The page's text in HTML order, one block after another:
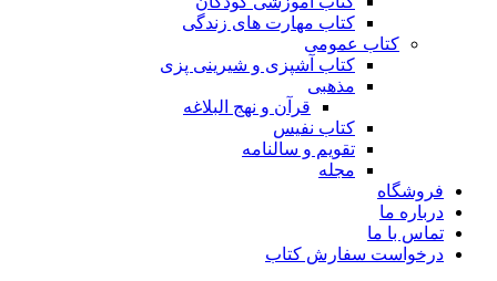
کتاب مهارت های زندگی
کتاب عمومی
کتاب آشپزی و شیرینی پزی
مذهبی
قرآن و نهج البلاغه
کتاب نفیس
تقویم و سالنامه
مجله
فروشگاه
درباره ما
تماس با ما
درخواست سفارش کتاب